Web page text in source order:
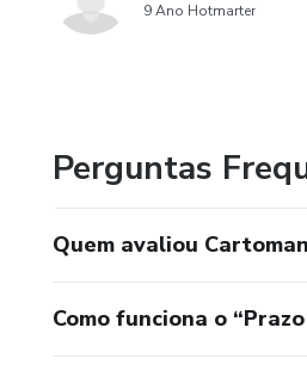
9 Ano Hotmarter
Perguntas
Quem avaliou
Como funciona o